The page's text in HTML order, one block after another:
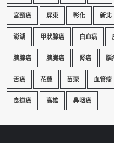
宮頸癌 屏東 彰化 新北
澎湖 甲狀腺癌 白血病
胰腺癌 胰臟癌 腎癌 腦
舌癌 花蓮 苗栗 血管瘤
食道癌 高雄 鼻咽癌